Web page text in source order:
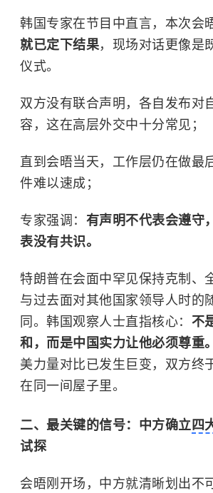
韩国专家在节目中直言，本次会
就已定下结果，现场对话更像是
仪式。
双方没有联合声明，各自发布对
容，这在高层外交中十分常见；
直到会晤当天，工作层仍在做最
件难以速成；
专家强调： 有声明不代表会遵守
表没有共识。
特朗普在会面中罕见保持克制、
与过去面对其他国家领导人时的
同。韩国观察人士直指核心： 不
和，而是中国实力让他必须尊重。
美力量对比已发生巨变，双方终
在同一间屋子里。
二、最关键的信号：中方确立 四
试探
会晤刚开场，中方就清晰划出不